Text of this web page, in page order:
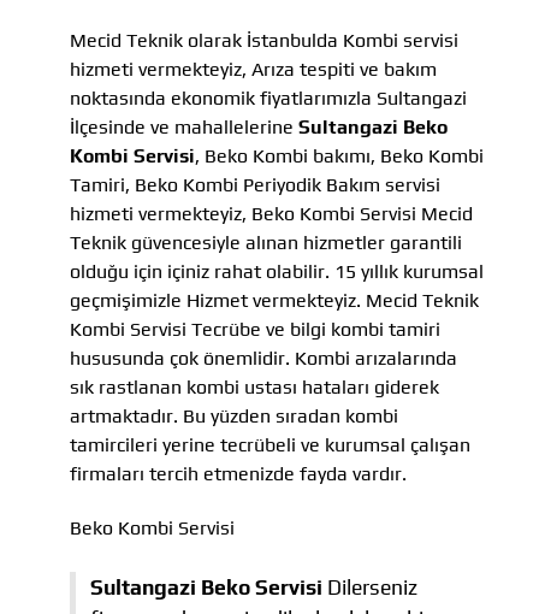
Mecid Teknik olarak İstanbulda Kombi servisi
hizmeti vermekteyiz, Arıza tespiti ve bakım
noktasında ekonomik fiyatlarımızla Sultangazi
İlçesinde ve mahallelerine Sultangazi Beko
Kombi Servisi, Beko Kombi bakımı, Beko Kombi
Tamiri, Beko Kombi Periyodik Bakım servisi
hizmeti vermekteyiz, Beko Kombi Servisi Mecid
Teknik güvencesiyle alınan hizmetler garantili
olduğu için içiniz rahat olabilir. 15 yıllık kurumsal
geçmişimizle Hizmet vermekteyiz. Mecid Teknik
Kombi Servisi Tecrübe ve bilgi kombi tamiri
hususunda çok önemlidir. Kombi arızalarında
sık rastlanan kombi ustası hataları giderek
artmaktadır. Bu yüzden sıradan kombi
tamircileri yerine tecrübeli ve kurumsal çalışan
firmaları tercih etmenizde fayda vardır.
Beko Kombi Servisi
Sultangazi Beko Servisi Dilerseniz